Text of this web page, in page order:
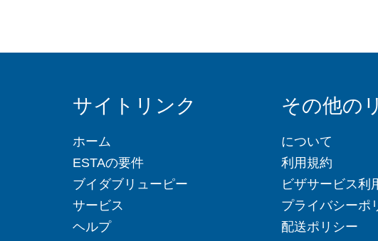
サイトリンク
ホーム
ESTAの要件
ブイダブリューピー
サービス
ヘルプ
その他の
について
利用規約
ビザサービス利
プライバシーポ
配送ポリシー